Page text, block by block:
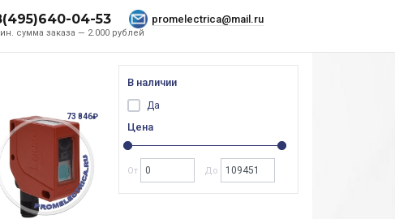
сумма заказа — 2.000 рублей
04-53 promelectrica@mail.ru
73 846₽
В наличии
Да
Цена
От До